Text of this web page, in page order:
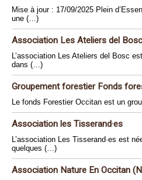
Mise à jour : 17/09/2025 Plein
une (…)
Association Les Ateliers del Bosc
L’association Les Ateliers del Bosc
dans (…)
Groupement forestier Fonds
Le fonds Forestier Occitan est un
Association les Tisserand·es
L’association Les Tisserand·es est
quelques (…)
Association Nature En Occitan